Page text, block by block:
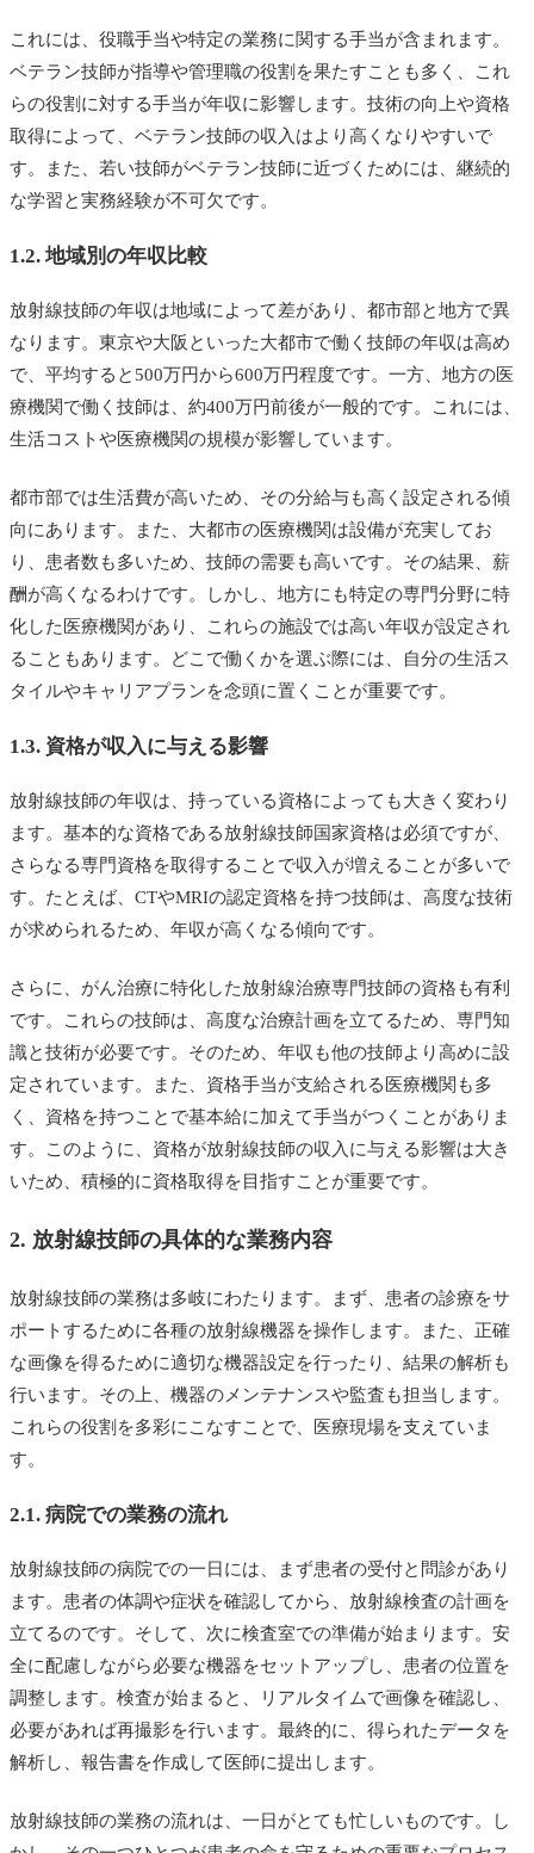
これには、役職手当や特定の業務に関する手当が含まれます。
ベテラン技師が指導や管理職の役割を果たすことも多く、これ
らの役割に対する手当が年収に影響します。技術の向上や資格
取得によって、ベテラン技師の収入はより高くなりやすいで
す。また、若い技師がベテラン技師に近づくためには、継続的
な学習と実務経験が不可欠です。
1.2. 地域別の年収比較
放射線技師の年収は地域によって差があり、都市部と地方で異
なります。東京や大阪といった大都市で働く技師の年収は高め
で、平均すると500万円から600万円程度です。一方、地方の医
療機関で働く技師は、約400万円前後が一般的です。これには、
生活コストや医療機関の規模が影響しています。
都市部では生活費が高いため、その分給与も高く設定される傾
向にあります。また、大都市の医療機関は設備が充実してお
り、患者数も多いため、技師の需要も高いです。その結果、薪
酬が高くなるわけです。しかし、地方にも特定の専門分野に特
化した医療機関があり、これらの施設では高い年収が設定され
ることもあります。どこで働くかを選ぶ際には、自分の生活ス
タイルやキャリアプランを念頭に置くことが重要です。
1.3. 資格が収入に与える影響
放射線技師の年収は、持っている資格によっても大きく変わり
ます。基本的な資格である放射線技師国家資格は必須ですが、
さらなる専門資格を取得することで収入が増えることが多いで
す。たとえば、CTやMRIの認定資格を持つ技師は、高度な技術
が求められるため、年収が高くなる傾向です。
さらに、がん治療に特化した放射線治療専門技師の資格も有利
です。これらの技師は、高度な治療計画を立てるため、専門知
識と技術が必要です。そのため、年収も他の技師より高めに設
定されています。また、資格手当が支給される医療機関も多
く、資格を持つことで基本給に加えて手当がつくことがありま
す。このように、資格が放射線技師の収入に与える影響は大き
いため、積極的に資格取得を目指すことが重要です。
2. 放射線技師の具体的な業務内容
放射線技師の業務は多岐にわたります。まず、患者の診療をサ
ポートするために各種の放射線機器を操作します。また、正確
な画像を得るために適切な機器設定を行ったり、結果の解析も
行います。その上、機器のメンテナンスや監査も担当します。
これらの役割を多彩にこなすことで、医療現場を支えていま
す。
2.1. 病院での業務の流れ
放射線技師の病院での一日には、まず患者の受付と問診があり
ます。患者の体調や症状を確認してから、放射線検査の計画を
立てるのです。そして、次に検査室での準備が始まります。安
全に配慮しながら必要な機器をセットアップし、患者の位置を
調整します。検査が始まると、リアルタイムで画像を確認し、
必要があれば再撮影を行います。最終的に、得られたデータを
解析し、報告書を作成して医師に提出します。
放射線技師の業務の流れは、一日がとても忙しいものです。し